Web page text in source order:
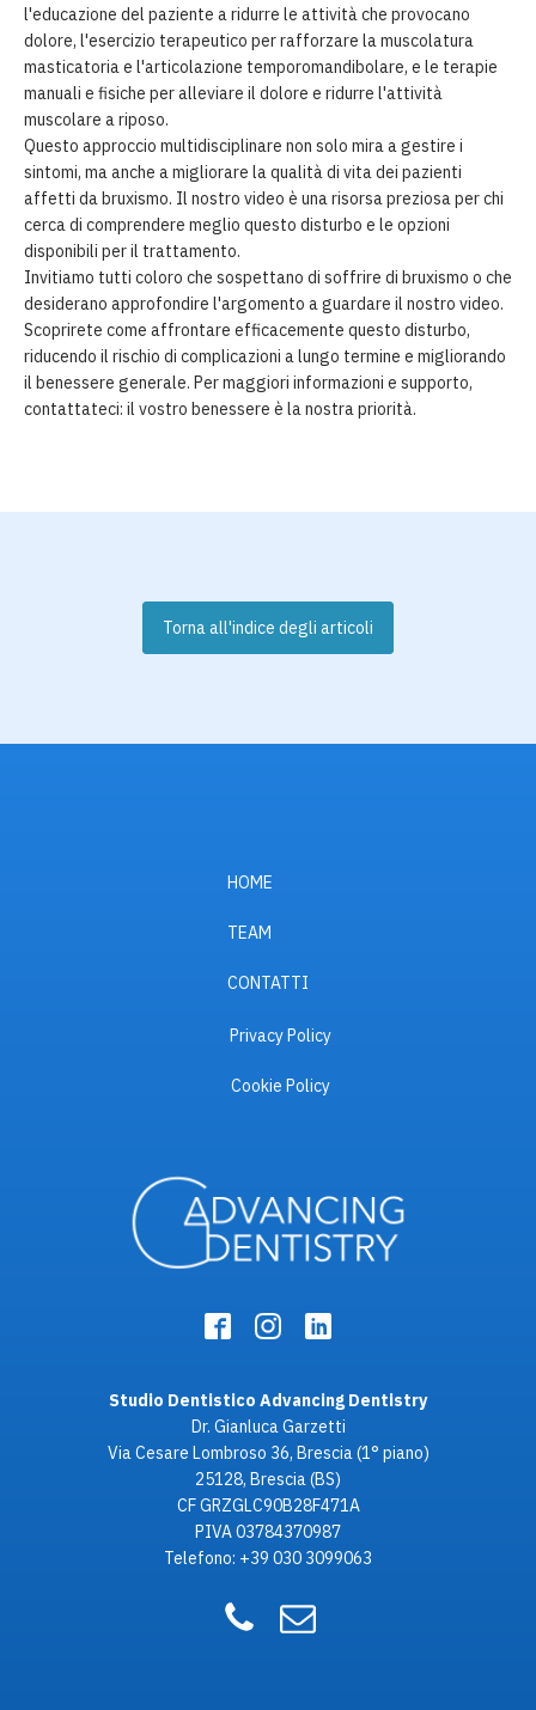
l'educazione del paziente a ridurre le attività che provocano
dolore, l'esercizio terapeutico per rafforzare la muscolatura
masticatoria e l'articolazione temporomandibolare, e le terapie
manuali e fisiche per alleviare il dolore e ridurre l'attività
muscolare a riposo.
Questo approccio multidisciplinare non solo mira a gestire i
sintomi, ma anche a migliorare la qualità di vita dei pazienti
affetti da bruxismo. Il nostro video è una risorsa preziosa per chi
cerca di comprendere meglio questo disturbo e le opzioni
disponibili per il trattamento.
Invitiamo tutti coloro che sospettano di soffrire di bruxismo o che
desiderano approfondire l'argomento a guardare il nostro video.
Scoprirete come affrontare efficacemente questo disturbo,
riducendo il rischio di complicazioni a lungo termine e migliorando
il benessere generale. Per maggiori informazioni e supporto,
contattateci: il vostro benessere è la nostra priorità.
Torna all'indice degli articoli
HOME
TEAM
CONTATTI
Privacy Policy
Cookie Policy
Studio Dentistico Advancing Dentistry
Dr. Gianluca Garzetti
Via Cesare Lombroso 36, Brescia (1° piano)
25128, Brescia (BS)
CF GRZGLC90B28F471A
PIVA 03784370987
Telefono: +39 030 3099063